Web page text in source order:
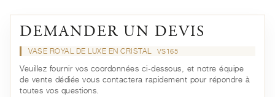
DEMANDER UN DEVIS
VASE ROYAL DE LUXE EN CRISTAL VS165
Veuillez fournir vos coordonnées ci-dessous, et notre équipe
de vente dédiée vous contactera rapidement pour répondre à
toutes vos questions.